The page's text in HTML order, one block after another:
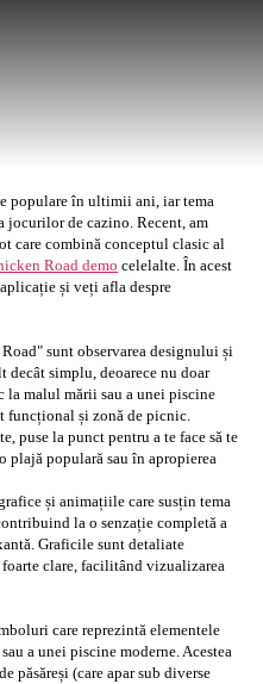
populare în ultimii ani, iar tema
jocurilor de cazino. Recent, am
care combină conceptul clasic al
Road demo celelalte. În acest
și veți afla despre
sunt observarea designului și
simplu, deoarece nu doar
la malul mării sau a unei piscine
funcțional și zonă de picnic.
puse la punct pentru a te face să te
plajă populară sau în apropierea
și animațiile care susțin tema
la o senzație completă a
Graficile sunt detaliate
clare, facilitând vizualizarea
care reprezintă elementele
a unei piscine moderne. Acestea
păsăreși (care apar sub diverse